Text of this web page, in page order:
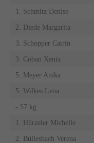
1. Schmitz Denise
2. Diede Margarita
3. Schopper Catrin
3. Coban Xenia
5. Meyer Anika
5. Wilkes Lena
- 57 kg
1. Hürzeler Michelle
2. Büllesbach Verena